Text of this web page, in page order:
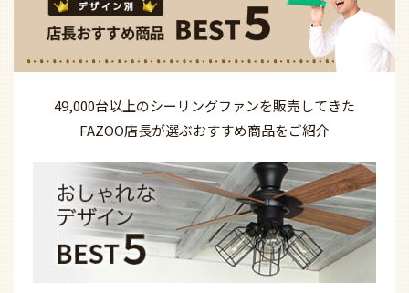
49,000台以上のシーリングファンを販売してきた
FAZOO店長が選ぶおすすめ商品をご紹介